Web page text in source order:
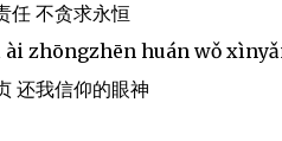
任 不贪求永恒
zhōngzhēn huán wǒ
还我信仰的眼神